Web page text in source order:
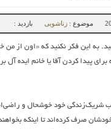
موضوع : زناشویی بازدید :
به این فکر نکنید که «اون از
پیدا کردن آقا یا خانم ایده آل
شریک‌زندگی خود خوشحال و
صرف کرده‌اند تا اینکه